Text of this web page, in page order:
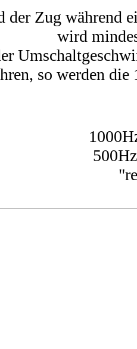
der Zug während
wird
so werden